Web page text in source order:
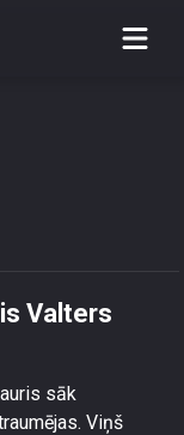
Valters
Valters
sāk
Viņš